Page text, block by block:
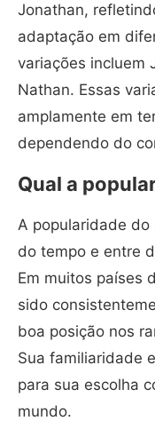
Jonathan,
adaptação em
variações incluem
Nathan. Essas
amplamente em
dependendo do
Qual a
A popularidade do
do tempo e entre
Em muitos países
sido
boa posição nos
Sua familiaridade
para sua escolha
mundo.